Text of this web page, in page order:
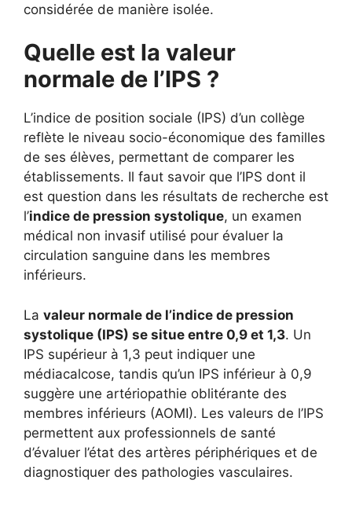
considérée de manière isolée.
Quelle est la valeur
normale de l’IPS ?
L’indice de position sociale (IPS) d’un collège
reflète le niveau socio-économique des familles
de ses élèves, permettant de comparer les
établissements. Il faut savoir que l’IPS dont il
est question dans les résultats de recherche est
l’indice de pression systolique, un examen
médical non invasif utilisé pour évaluer la
circulation sanguine dans les membres
inférieurs.
La valeur normale de l’indice de pression
systolique (IPS) se situe entre 0,9 et 1,3. Un
IPS supérieur à 1,3 peut indiquer une
médiacalcose, tandis qu’un IPS inférieur à 0,9
suggère une artériopathie oblitérante des
membres inférieurs (AOMI). Les valeurs de l’IPS
permettent aux professionnels de santé
d’évaluer l’état des artères périphériques et de
diagnostiquer des pathologies vasculaires.